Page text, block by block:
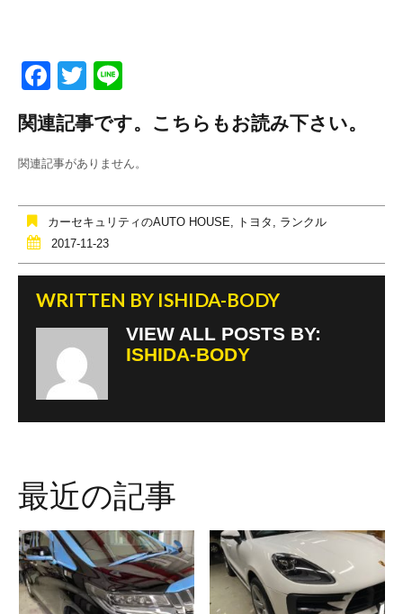
F
a
c
e
o
o
k
T
tt
er
e
関連記事です。こちらもお読み下さい。
関連記事がありません。
カーセキュリティのAUTO HOUSE, トヨタ , ランクル
2017-11-23
WRITTEN BY ISHIDA-BODY
VIEW ALL POSTS BY:
ISHIDA-BODY
最近の記事